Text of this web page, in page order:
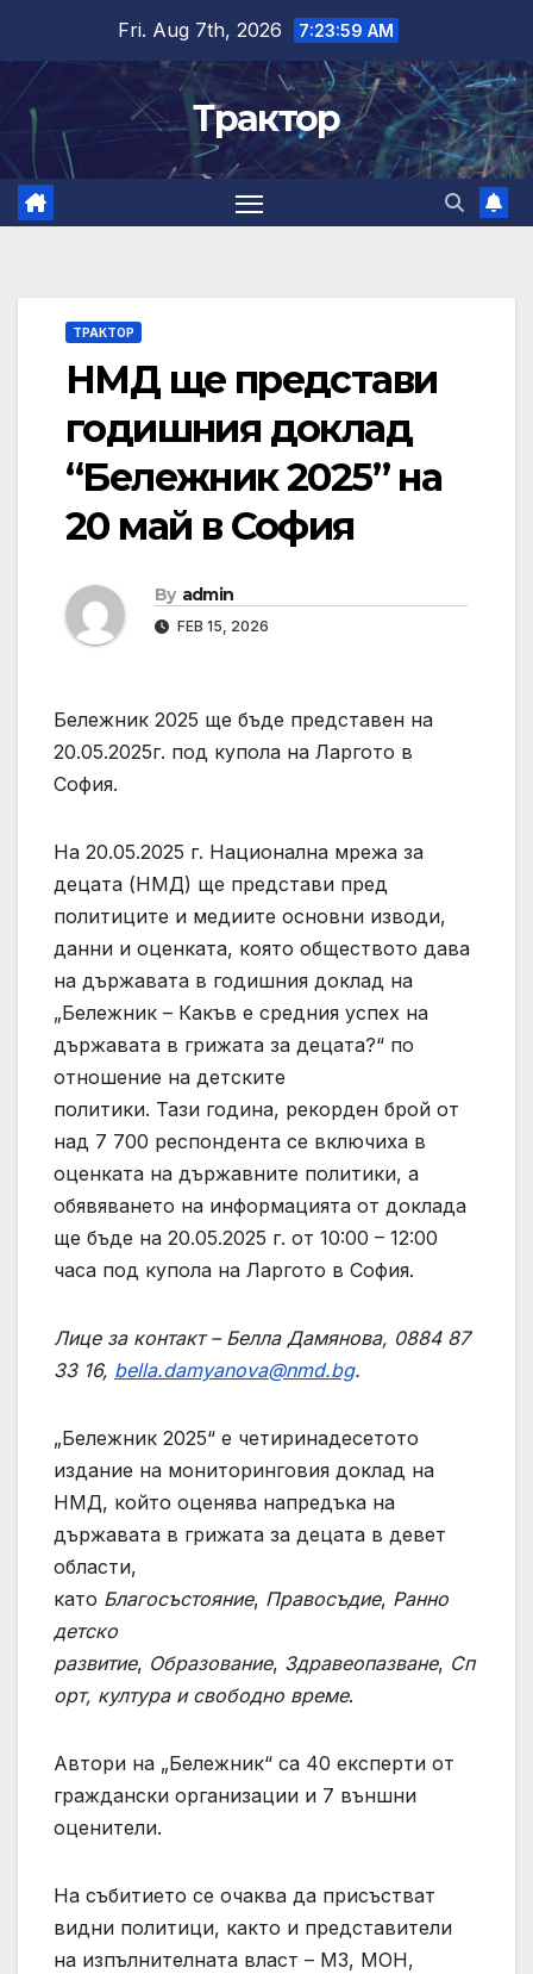
content
Fri. Aug 7th, 2026 7:23:59 AM
Трактор
ТРАКТОР
НМД ще представи
годишния доклад
“Бележник 2025” на
20 май в София
By admin
FEB 15, 2026
Бележник 2025 ще бъде представен на
20.05.2025г. под купола на Ларгото в
София.
На 20.05.2025 г. Национална мрежа за
децата (НМД) ще представи пред
политиците и медиите основни изводи,
данни и оценката, която обществото дава
на държавата в годишния доклад на
„Бележник – Какъв е средния успех на
държавата в грижата за децата?“ по
отношение на детските
политики. Тази година, рекорден брой от
над 7 700 респондента се включиха в
оценката на държавните политики, а
обявяването на информацията от доклада
ще бъде на 20.05.2025 г. от 10:00 – 12:00
часа под купола на Ларгото в София.
Лице за контакт – Белла Дамянова, 0884 87
33 16, bella.damyanova@nmd.bg.
„Бележник 2025“ е четиринадесетото
издание на мониторинговия доклад на
НМД, който оценява напредъка на
държавата в грижата за децата в девет
области,
като Благосъстояние, Правосъдие, Ранно
детско
развитие, Образование, Здравеопазване, Сп
орт, култура и свободно време.
Автори на „Бележник“ са 40 експерти от
граждански организации и 7 външни
оценители.
На събитието се очаква да присъстват
видни политици, както и представители
на изпълнителната власт – МЗ, МОН,